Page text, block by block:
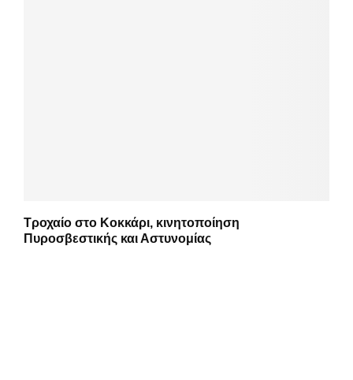
Τροχαίο στο Κοκκάρι, κινητοποίηση
Πυροσβεστικής και Αστυνομίας